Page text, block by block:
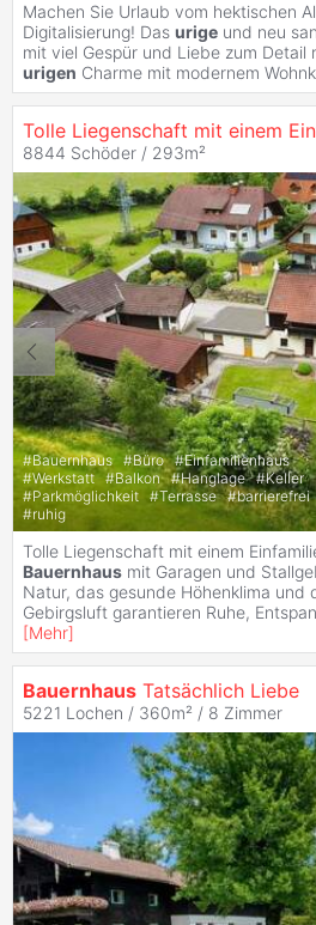
Machen Sie Urlaub vom hektischen
Digitalisierung! Das urige und neu
mit viel Gespür und Liebe zum
urigen Charme mit modernem
8844 Schöder / 293m²
#Bauernhaus #Büro #Einfamilienhaus
#Werkstatt #Balkon #Hanglage #Keller
#Parkmöglichkeit #Terrasse #barrierefrei
#ruhig
Tolle Liegenschaft mit einem
Bauernhaus mit Garagen und
Natur, das gesunde Höhenklima und
Gebirgsluft garantieren Ruhe,
[Mehr]
Bauernhaus Tatsächlich Liebe
5221 Lochen / 360m² / 8 Zimmer